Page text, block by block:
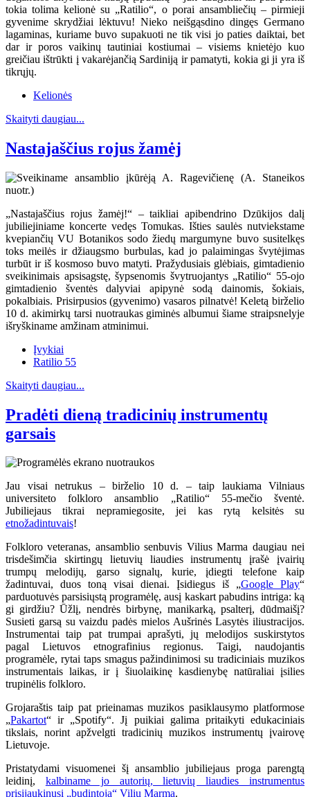
tokia tolima kelionė su „Ratilio“, o porai ansambliečių – pirmieji
gyvenime skrydžiai lėktuvu! Nieko neišgąsdino dingęs Germano
lagaminas, kuriame buvo supakuoti ne tik visi jo paties daiktai, bet
dar ir poros vaikinų tautiniai kostiumai – visiems knietėjo kuo
greičiau ištrūkti į vakarėjančią Sardiniją ir pamatyti, kokia gi ji yra iš
tikrųjų.
Kelionės
Skaityti daugiau...
Nastajaščius rojus žamėj
„Nastajaščius rojus žamėj!“ – taikliai apibendrino Dzūkijos dalį
jubiliejiniame koncerte vedęs Tomukas. Išties saulės nutviekstame
kvepiančių VU Botanikos sodo žiedų margumyne buvo susitelkęs
toks meilės ir džiaugsmo burbulas, kad jo palaimingas švytėjimas
turbūt ir iš kosmoso buvo matyti. Pražydusiais glėbiais, gimtadienio
sveikinimais apsisagstę, šypsenomis švytruojantys „Ratilio“ 55-ojo
gimtadienio šventės dalyviai apipynė sodą dainomis, šokiais,
pokalbiais. Prisirpusios (gyvenimo) vasaros pilnatvė! Keletą birželio
10 d. akimirkų tarsi nuotraukas giminės albumui šiame straipsnelyje
išryškiname amžinam atminimui.
Įvykiai
Ratilio 55
Skaityti daugiau...
Pradėti dieną tradicinių instrumentų
garsais
Jau visai netrukus – birželio 10 d. – taip laukiama Vilniaus
universiteto folkloro ansamblio „Ratilio“ 55-mečio šventė.
Jubiliejaus tikrai nepramiegosite, jei kas rytą kelsitės su
etnožadintuvais!
Folkloro veteranas, ansamblio senbuvis Vilius Marma daugiau nei
trisdešimčia skirtingų lietuvių liaudies instrumentų įrašė įvairių
trumpų melodijų, garso signalų, kurie, įdiegti telefone kaip
žadintuvai, duos toną visai dienai. Įsidiegus iš „Google Play“
parduotuvės parsisiųstą programėlę, ausį kaskart pabudins intriga: ką
gi girdžiu? Ūžlį, nendrės birbynę, manikarką, psalterį, dūdmaišį?
Susieti garsą su vaizdu padės mielos Aušrinės Lasytės iliustracijos.
Instrumentai taip pat trumpai aprašyti, jų melodijos suskirstytos
pagal Lietuvos etnografinius regionus. Taigi, naudojantis
programėle, rytai taps smagus pažindinimosi su tradiciniais muzikos
instrumentais laikas, ir į šiuolaikinę kasdienybę natūraliai įsilies
trupinėlis folkloro.
Grojaraštis taip pat prieinamas muzikos pasiklausymo platformose
„Pakartot“ ir „Spotify“. Jį puikiai galima pritaikyti edukaciniais
tikslais, norint apžvelgti tradicinių muzikos instrumentų įvairovę
Lietuvoje.
Pristatydami visuomenei šį ansamblio jubiliejaus proga parengtą
leidinį, kalbiname jo autorių, lietuvių liaudies instrumentus
prisijaukinusį „budintoją“ Vilių Marmą.